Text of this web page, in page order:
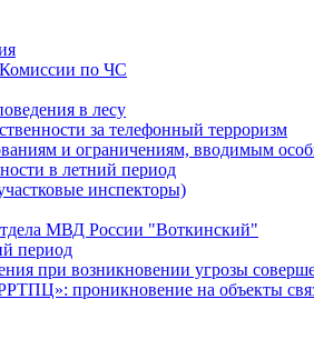
по ЧС
в лесу
за телефонный терроризм
и ограничениям, вводимым
в летний период
инспекторы)
МВД России "Воткинский"
период
при возникновении угрозы
проникновение на объекты